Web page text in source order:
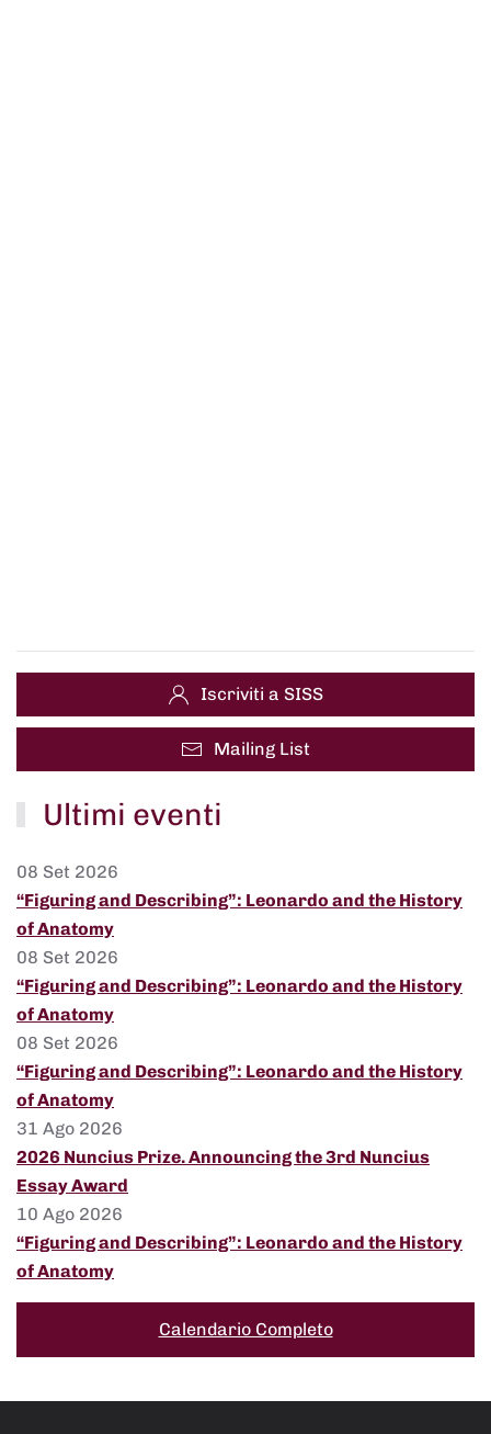
Iscriviti a SISS
Mailing List
Ultimi eventi
08 Set 2026
“Figuring and Describing”: Leonardo and the History
of Anatomy
08 Set 2026
“Figuring and Describing”: Leonardo and the History
of Anatomy
08 Set 2026
“Figuring and Describing”: Leonardo and the History
of Anatomy
31 Ago 2026
2026 Nuncius Prize. Announcing the 3rd Nuncius
Essay Award
10 Ago 2026
“Figuring and Describing”: Leonardo and the History
of Anatomy
Calendario Completo